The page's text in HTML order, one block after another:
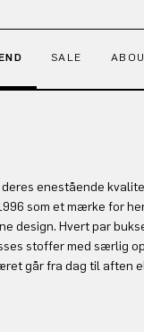
SALE
enestående
som et mærke for
design. Hvert par
stoffer med særlig
går fra dag til aften